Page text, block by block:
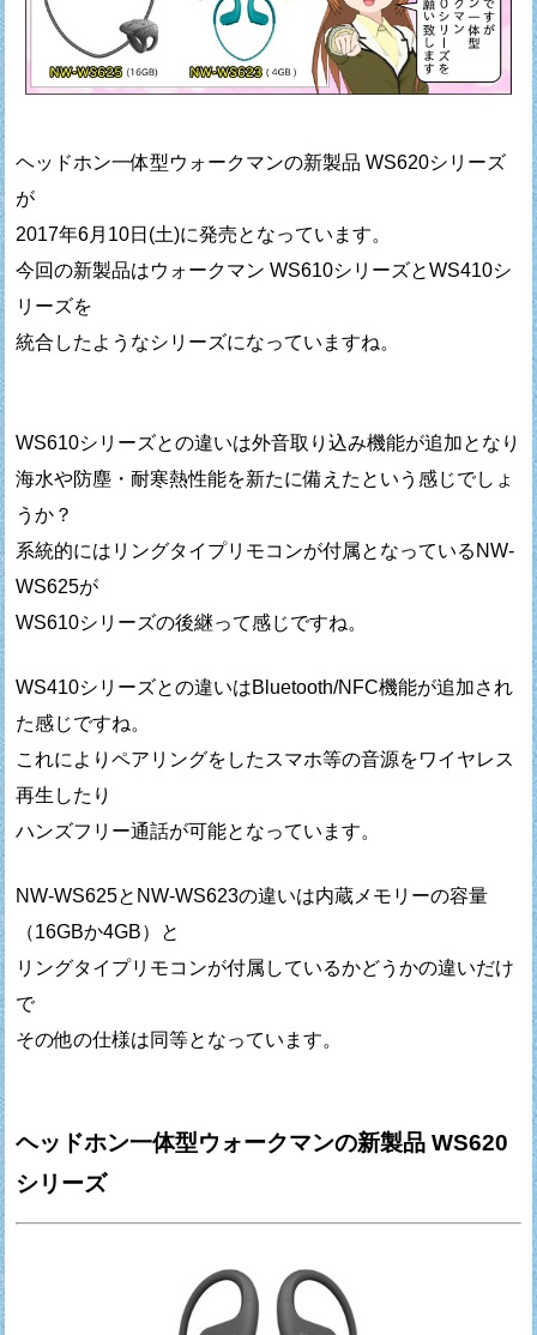
ヘッドホン一体型ウォークマンの新製品 WS620シリーズ
が
2017年6月10日(土)に発売となっています。
今回の新製品はウォークマン WS610シリーズとWS410シ
リーズを
統合したようなシリーズになっていますね。
WS610シリーズとの違いは外音取り込み機能が追加となり
海水や防塵・耐寒熱性能を新たに備えたという感じでしょ
うか？
系統的にはリングタイプリモコンが付属となっているNW-
WS625が
WS610シリーズの後継って感じですね。
WS410シリーズとの違いはBluetooth/NFC機能が追加され
た感じですね。
これによりペアリングをしたスマホ等の音源をワイヤレス
再生したり
ハンズフリー通話が可能となっています。
NW-WS625とNW-WS623の違いは内蔵メモリーの容量
（16GBか4GB）と
リングタイプリモコンが付属しているかどうかの違いだけ
で
その他の仕様は同等となっています。
ヘッドホン一体型ウォークマンの新製品 WS620
シリーズ